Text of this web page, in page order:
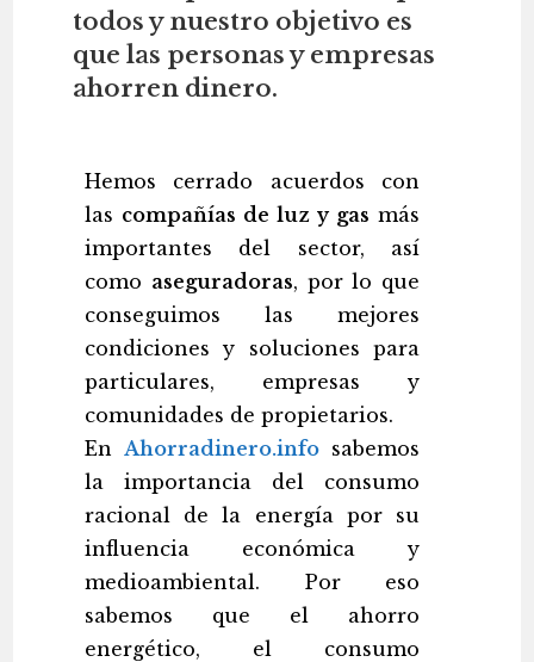
todos y nuestro objetivo es
que las personas y empresas
ahorren dinero.
Hemos cerrado acuerdos con
las compañías de luz y gas más
importantes del sector, así
como aseguradoras, por lo que
conseguimos las mejores
condiciones y soluciones para
particulares, empresas y
comunidades de propietarios.
En Ahorradinero.info sabemos
la importancia del consumo
racional de la energía por su
influencia económica y
medioambiental. Por eso
sabemos que el ahorro
energético, el consumo